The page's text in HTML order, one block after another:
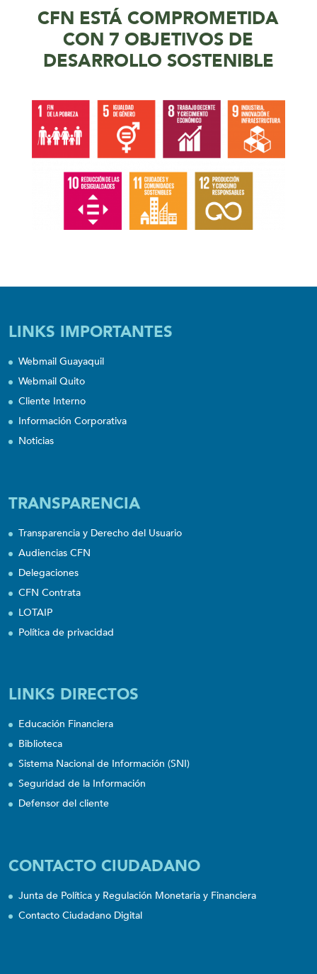
CFN ESTÁ COMPROMETIDA
CON 7 OBJETIVOS DE
DESARROLLO SOSTENIBLE
LINKS IMPORTANTES
Webmail Guayaquil
Webmail Quito
Cliente Interno
Información Corporativa
Noticias
TRANSPARENCIA
Transparencia y Derecho del Usuario
Audiencias CFN
Delegaciones
CFN Contrata
LOTAIP
Política de privacidad
LINKS DIRECTOS
Educación Financiera
Biblioteca
Sistema Nacional de Información (SNI)
Seguridad de la Información
Defensor del cliente
CONTACTO CIUDADANO
Junta de Política y Regulación Monetaria y Financiera
Contacto Ciudadano Digital